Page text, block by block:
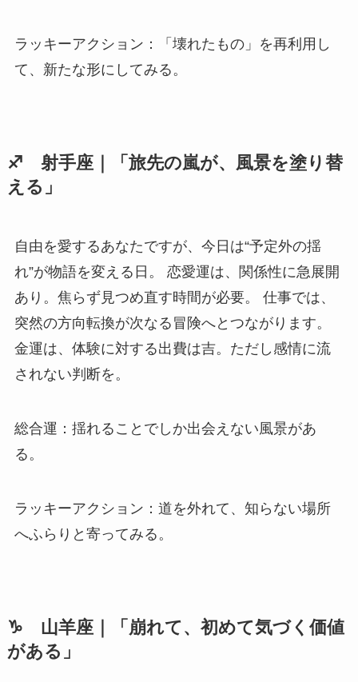
ラッキーアクション：「壊れたもの」を再利用し
て、新たな形にしてみる。
♐ 射手座｜「旅先の嵐が、風景を塗り替
える」
自由を愛するあなたですが、今日は“予定外の揺
れ”が物語を変える日。 恋愛運は、関係性に急展開
あり。焦らず見つめ直す時間が必要。 仕事では、
突然の方向転換が次なる冒険へとつながります。
金運は、体験に対する出費は吉。ただし感情に流
されない判断を。
総合運：揺れることでしか出会えない風景があ
る。
ラッキーアクション：道を外れて、知らない場所
へふらりと寄ってみる。
♑ 山羊座｜「崩れて、初めて気づく価値
がある」